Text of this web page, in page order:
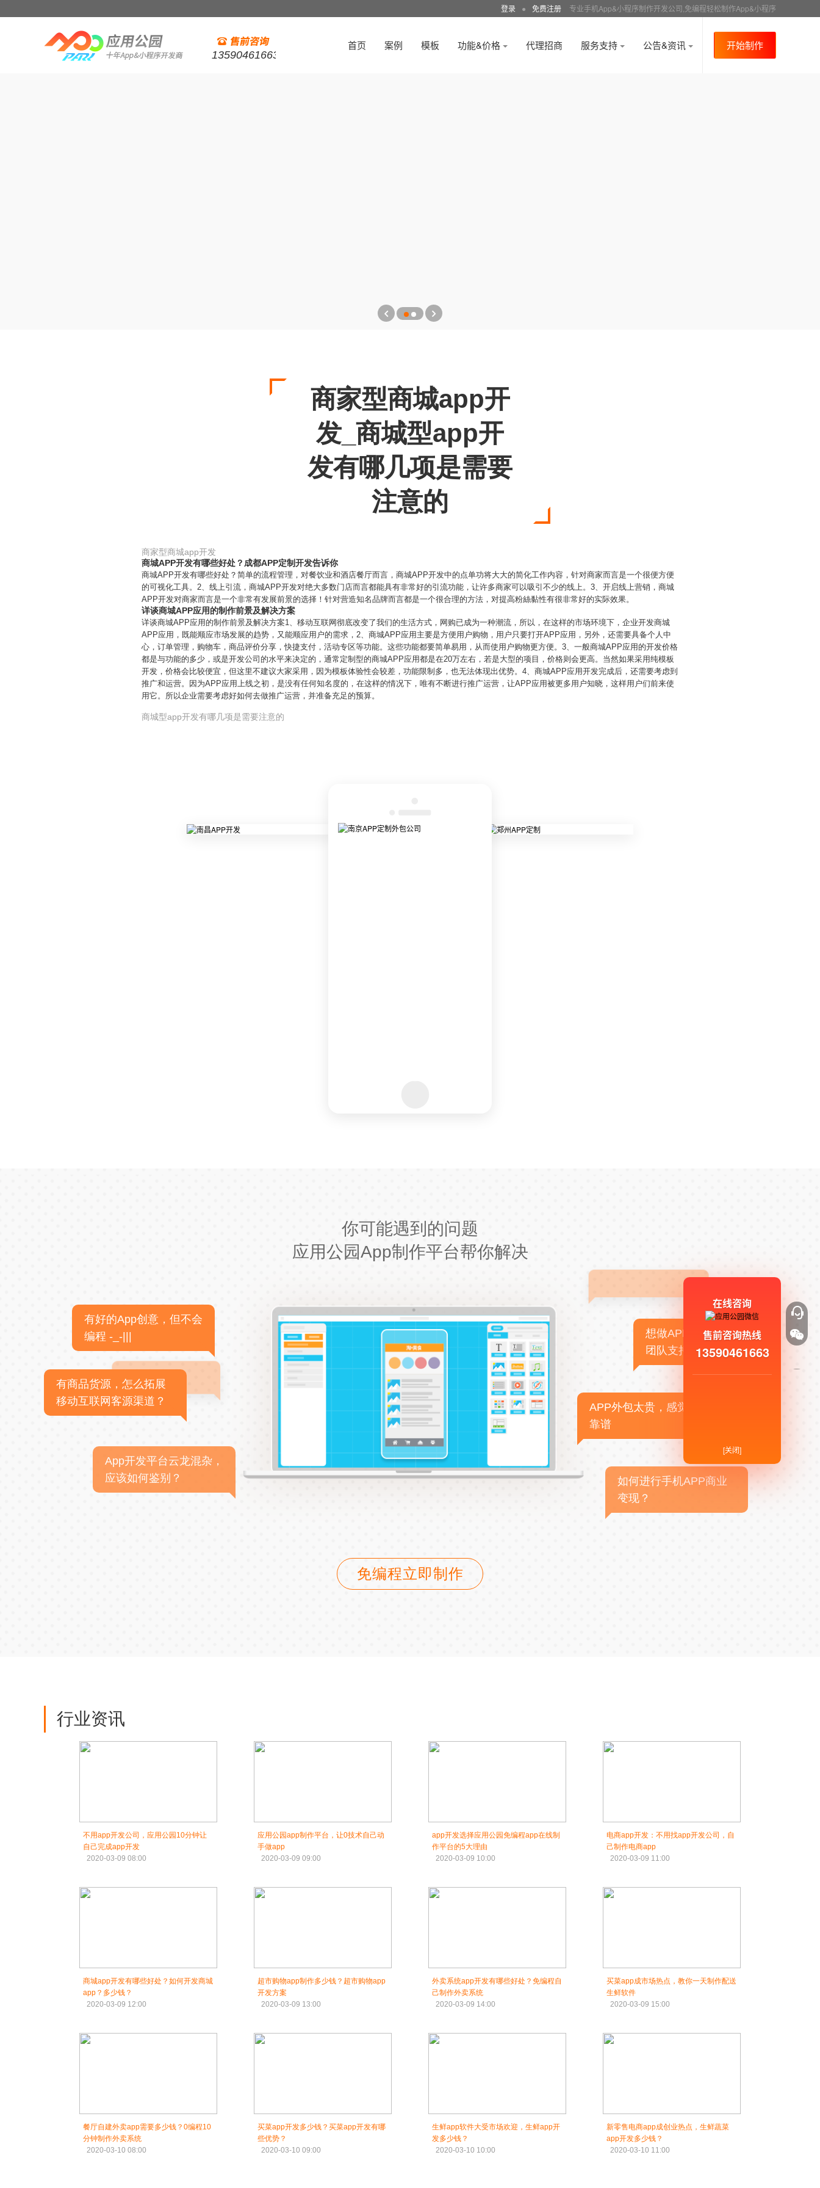
登录 ● 免费注册 专业手机App&小程序制作开发公司,免编程轻松制作App&小程序
13590461663
首页 案例 模板 功能&价格 代理招商 服务支持 公告&资讯 开始制作
商家型商城app开
发_商城型app开
发有哪几项是需要
注意的
商家型商城app开发
商城APP开发有哪些好处？成都APP定制开发告诉你
商城APP开发有哪些好处？简单的流程管理，对餐饮业和酒店餐厅而言，商城APP开发中的点单功将大大的简化工作内容，针对商家而言是一个很便方便
的可视化工具。2、线上引流，商城APP开发对绝大多数门店而言都能具有非常好的引流功能，让许多商家可以吸引不少的线上。3、开启线上营销，商城
APP开发对商家而言是一个非常有发展前景的选择！针对营造知名品牌而言都是一个很合理的方法，对提高粉絲黏性有很非常好的实际效果。
详谈商城APP应用的制作前景及解决方案
详谈商城APP应用的制作前景及解决方案1、移动互联网彻底改变了我们的生活方式，网购已成为一种潮流，所以，在这样的市场环境下，企业开发商城
APP应用，既能顺应市场发展的趋势，又能顺应用户的需求，2、商城APP应用主要是方便用户购物，用户只要打开APP应用，另外，还需要具备个人中
心，订单管理，购物车，商品评价分享，快捷支付，活动专区等功能。这些功能都要简单易用，从而使用户购物更方便。3、一般商城APP应用的开发价格
都是与功能的多少，或是开发公司的水平来决定的，通常定制型的商城APP应用都是在20万左右，若是大型的项目，价格则会更高。当然如果采用纯模板
开发，价格会比较便宜，但这里不建议大家采用，因为模板体验性会较差，功能限制多，也无法体现出优势。4、商城APP应用开发完成后，还需要考虑到
推广和运营。因为APP应用上线之初，是没有任何知名度的，在这样的情况下，唯有不断进行推广运营，让APP应用被更多用户知晓，这样用户们前来使
用它。所以企业需要考虑好如何去做推广运营，并准备充足的预算。
商城型app开发有哪几项是需要注意的
你可能遇到的问题
应用公园App制作平台帮你解决
有好的App创意，但不会
编程 -_-|||
有商品货源，怎么拓展
移动互联网客源渠道？
App开发平台云龙混杂，
应该如何鉴别？
想做APP，但没有技术
团队支持
APP外包太贵，感觉不
靠谱
如何进行手机APP商业
变现？
免编程立即制作
行业资讯
不用app开发公司，应用公园10分钟让
自己完成app开发
2020-03-09 08:00
应用公园app制作平台，让0技术自己动
手做app
2020-03-09 09:00
app开发选择应用公园免编程app在线制
作平台的5大理由
2020-03-09 10:00
电商app开发：不用找app开发公司，自
己制作电商app
2020-03-09 11:00
商城app开发有哪些好处？如何开发商城
app？多少钱？
2020-03-09 12:00
超市购物app制作多少钱？超市购物app
开发方案
2020-03-09 13:00
外卖系统app开发有哪些好处？免编程自
己制作外卖系统
2020-03-09 14:00
买菜app成市场热点，教你一天制作配送
生鲜软件
2020-03-09 15:00
餐厅自建外卖app需要多少钱？0编程10
分钟制作外卖系统
2020-03-10 08:00
买菜app开发多少钱？买菜app开发有哪
些优势？
2020-03-10 09:00
生鲜app软件大受市场欢迎，生鲜app开
发多少钱？
2020-03-10 10:00
新零售电商app成创业热点，生鲜蔬菜
app开发多少钱？
2020-03-10 11:00
在线咨询
售前咨询热线
13590461663
[关闭]